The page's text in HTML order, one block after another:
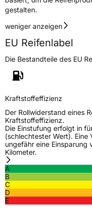
gestalten.
weniger anzeigen
EU Reifenlabel
Die Bestandteile des EU
Kraftstoffeffizienz
Der Rollwiderstand eines
Kraftstoffeffizienz.
Die Einstufung erfolgt in
(schlechtester Wert). Eine
ungefähr eine Einsparung
Kilometer.
A
B
C
D
E